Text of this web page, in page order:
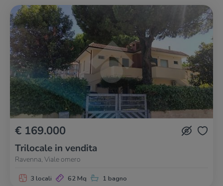
€ 169.000
Trilocale in vendita
Ravenna, Viale omero
3 locali 62 Mq 1 bagno